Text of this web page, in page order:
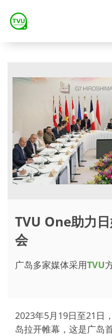
TVU One助力
会
广岛多家媒体采用TVU
2023年5月19日至21日
岛拉开帷幕，这是广岛